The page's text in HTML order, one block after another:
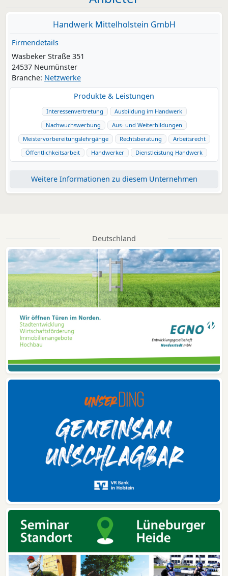
Handwerk Mittelholstein GmbH
Firmendetails
Wasbeker Straße 351
24537 Neumünster
Branche: Netzwerke
Produkte & Leistungen
Interessenvertretung
Ausbildung im Handwerk
Nachwuchswerbung
Aus- und Weiterbildungen
Meistervorbereitungslehrgänge
Rechtsberatung
Arbeitsrecht
Öffentlichkeitsarbeit
Handwerker Dienstleistung Handwerk
Weitere Informationen zu diesem Unternehmen
Deutschland